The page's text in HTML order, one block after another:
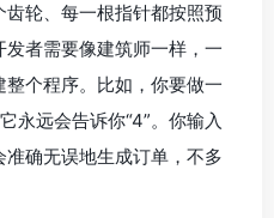
轮、每一根指针都按照预
者需要像建筑师一样，一
个程序。比如，你要做一
永远会告诉你“4”。你输入
确无误地生成订单，不多